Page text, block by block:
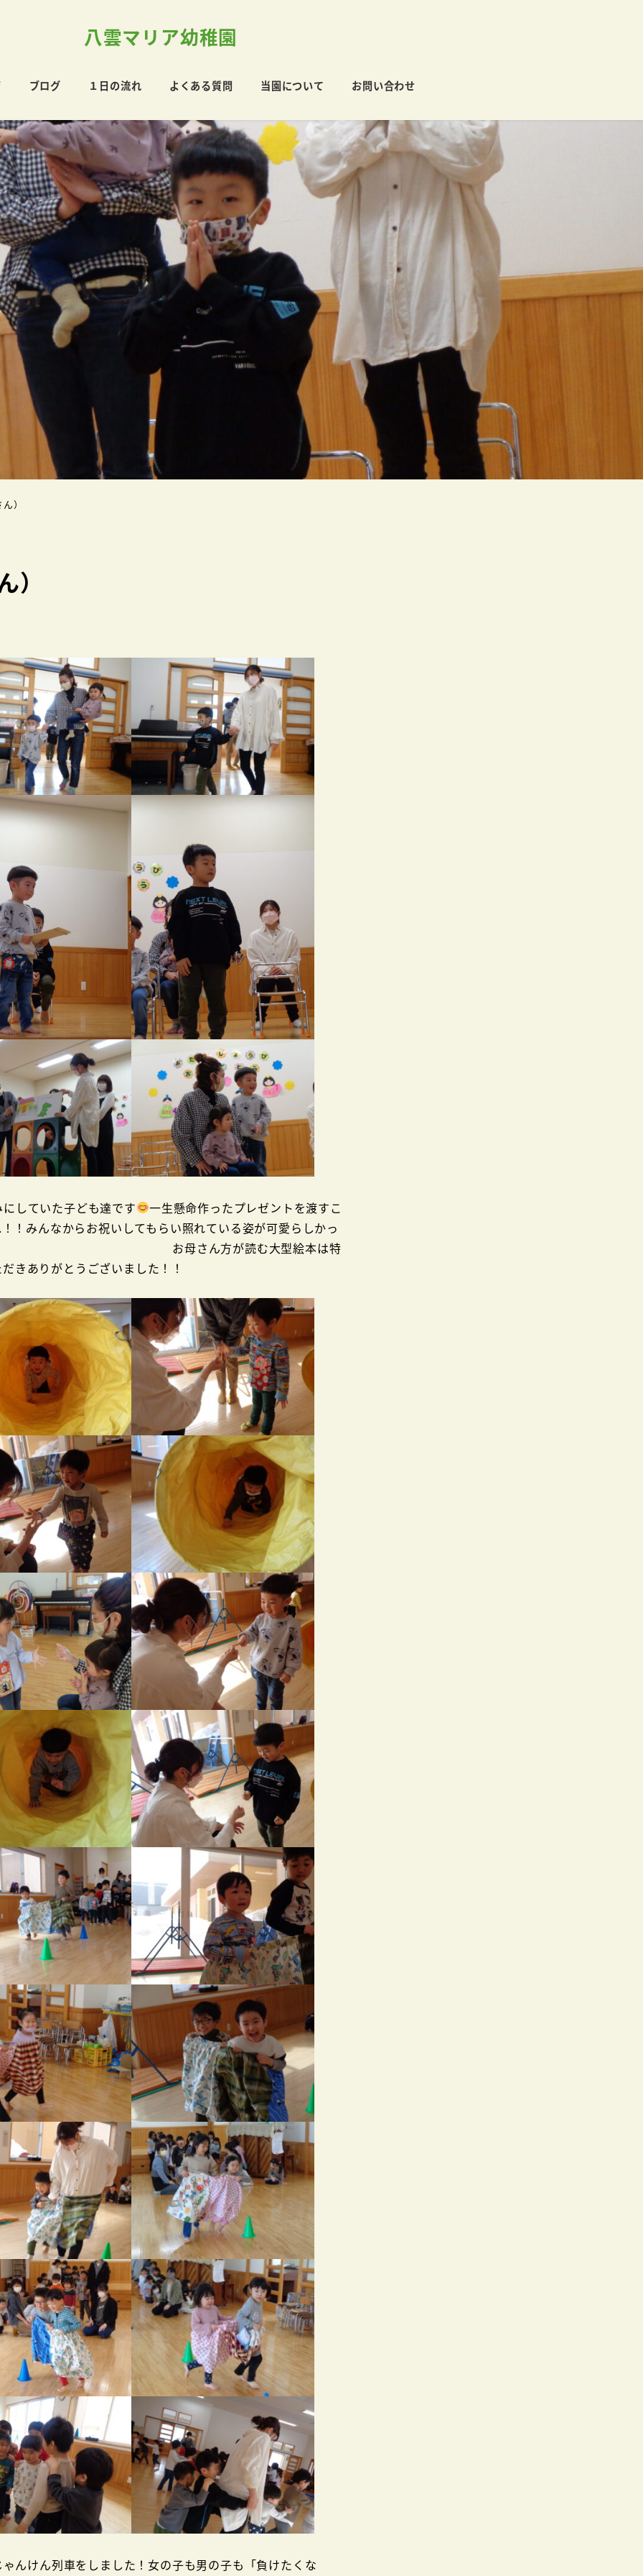
八雲マリア幼稚園
ブログ １日の流れ よくある質問 当園について お問い合わせ
）
していた子ども達です
一生懸命作ったプレゼントを渡すこ
！みんなからお祝いしてもらい照れている姿が可愛らしかっ
読む大型絵本は特
きありがとうございました！！
けん列車をしました！女の子も男の子も「負けたくな